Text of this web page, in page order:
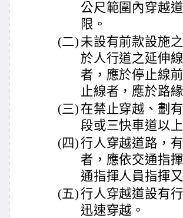
公尺範圍內穿越
限。
(二) 未設有前款設施
於人行道之延伸
者，應於停止線
止線者，應於路
(三) 在禁止穿越、劃
段或三快車道以
(四)行人穿越道路，
者，應依交通指
通指揮人員指揮
(五)行人穿越道設有
迅速穿越。